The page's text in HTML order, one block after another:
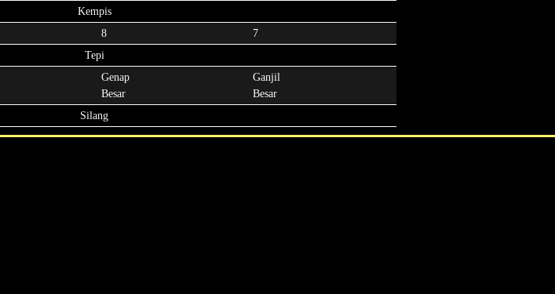
Kempis
8
7
Tepi
Genap
Besar
Ganjil
Besar
Silang